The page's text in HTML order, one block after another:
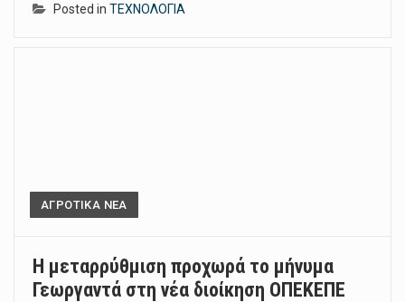
Posted in ΤΕΧΝΟΛΟΓΙΑ
ΑΓΡΟΤΙΚΑ ΝΕΑ
Η μεταρρύθμιση προχωρά το μήνυμα
Γεωργαντά στη νέα διοίκηση ΟΠΕΚΕΠΕ